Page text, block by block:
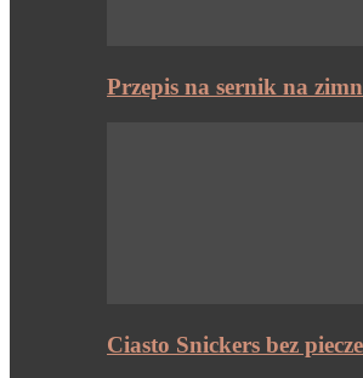
Przepis na sernik na
Ciasto Snickers bez